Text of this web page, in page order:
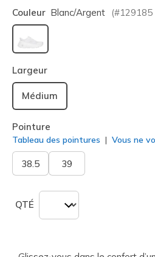
Couleur Blanc/argent (#129185
sélectionné
Largeur
Médium
Pointure
Tableau des pointures Vous ne
38.5 39
QTÉ